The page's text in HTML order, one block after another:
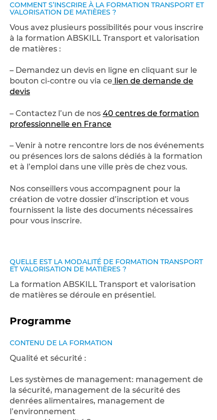
COMMENT S’INSCRIRE À LA FORMATION TRANSPORT ET
VALORISATION DE MATIÈRES ?
Vous avez plusieurs possibilités pour vous inscrire
à la formation ABSKILL Transport et valorisation
de matières :
– Demandez un devis en ligne en cliquant sur le
bouton ci-contre ou via ce lien de demande de
devis
– Contactez l’un de nos 40 centres de formation
professionnelle en France
– Venir à notre rencontre lors de nos événements
ou présences lors de salons dédiés à la formation
et à l’emploi dans une ville près de chez vous.
Nos conseillers vous accompagnent pour la
création de votre dossier d’inscription et vous
fournissent la liste des documents nécessaires
pour vous inscrire.
QUELLE EST LA MODALITÉ DE FORMATION TRANSPORT
ET VALORISATION DE MATIÈRES ?
La formation ABSKILL Transport et valorisation
de matières se déroule en présentiel.
Programme
CONTENU DE LA FORMATION
Qualité et sécurité :
Les systèmes de management: management de
la sécurité, management de la sécurité des
denrées alimentaires, management de
l’environnement